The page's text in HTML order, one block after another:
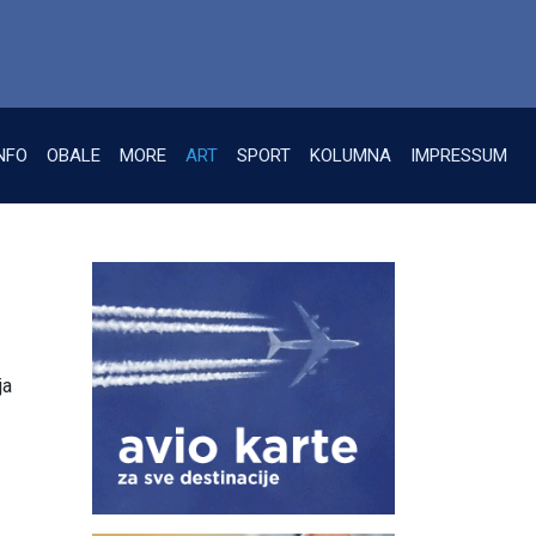
OBALE MORE ART SPORT KOLUMNA IMPRESSUM